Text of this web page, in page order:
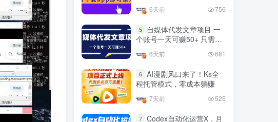
十大电脑挂机赚钱
4年前 1.2W+人已阅读
TOP5
腾讯欢乐斗地主打金项目，
回收欢乐豆 一台电脑日收益
500+
3年前 5672人已阅读
TOP6
外面开车的三角洲出售脚
本，无卡密版本 单窗口日收
益30-70+ 可批量操作
1年前 4874人已阅读
TOP7
载安装app即可获取高额收
益
6天前 756
5
自媒体代发文章项目 一
个账号一天可赚50+ 只需动
6天前 681
6 AI漫剧风口来了！Ks全
程托管模式，零成本躺赚
7天前 525
7 Codex自动化运营X，月